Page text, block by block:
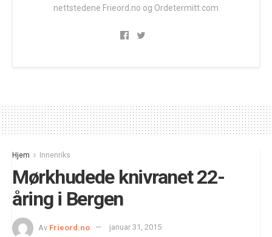
nettstedene Frieord.no og Ordetermitt.com
Hjem Innenriks
Mørkhudede knivranet 22-
åring i Bergen
Av Frieord.no
januar 31, 2015